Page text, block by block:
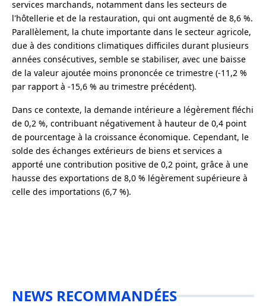
services marchands, notamment dans les secteurs de
l'hôtellerie et de la restauration, qui ont augmenté de 8,6 %.
Parallèlement, la chute importante dans le secteur agricole,
due à des conditions climatiques difficiles durant plusieurs
années consécutives, semble se stabiliser, avec une baisse
de la valeur ajoutée moins prononcée ce trimestre (-11,2 %
par rapport à -15,6 % au trimestre précédent).
Dans ce contexte, la demande intérieure a légèrement fléchi
de 0,2 %, contribuant négativement à hauteur de 0,4 point
de pourcentage à la croissance économique. Cependant, le
solde des échanges extérieurs de biens et services a
apporté une contribution positive de 0,2 point, grâce à une
hausse des exportations de 8,0 % légèrement supérieure à
celle des importations (6,7 %).
NEWS RECOMMANDÉES